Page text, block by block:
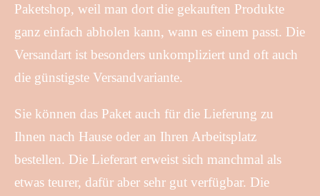
Paketshop, weil man dort die gekauften Produkte
ganz einfach abholen kann, wann es einem passt. Die
Versandart ist besonders unkompliziert und oft auch
die günstigste Versandvariante.
Sie können das Paket auch für die Lieferung zu
Ihnen nach Hause oder an Ihren Arbeitsplatz
bestellen. Die Lieferart erweist sich manchmal als
etwas teurer, dafür aber sehr gut verfügbar. Die